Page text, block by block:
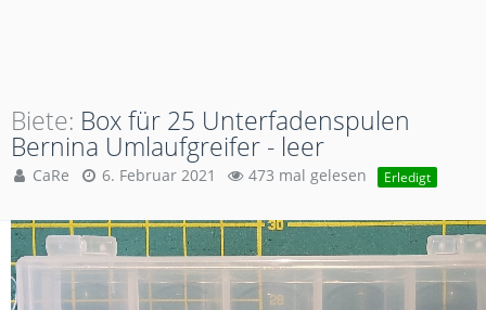
Biete Box für 25 Unterfadenspulen
Bernina Umlaufgreifer - leer
CaRe 6. Februar 2021 473 mal gelesen Erledigt